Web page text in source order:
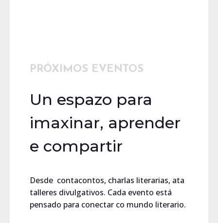
PRÓXIMOS EVENTOS
Un espazo para
imaxinar, aprender
e compartir
Desde contacontos, charlas literarias, ata
talleres divulgativos. Cada evento está
pensado para conectar co mundo literario.